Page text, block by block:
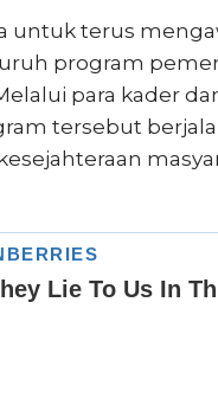
untuk terus
program
para kader
tersebut